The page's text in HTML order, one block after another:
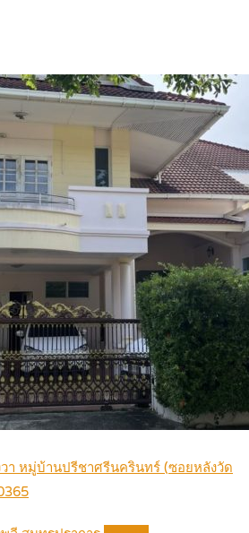
า หมู่บ้านปรีชาศรีนครินทร์ (ซอยหลังวัด